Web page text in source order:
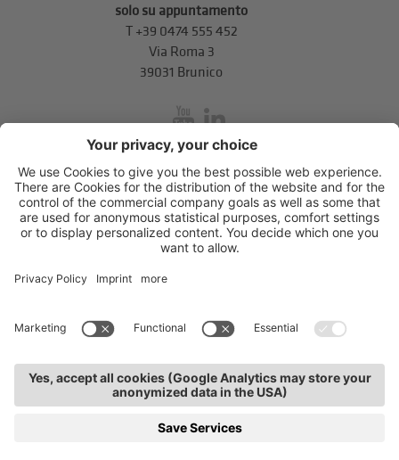
solo su appuntamento
T+39 0474 555 452
Via Roma 3
39031 Brunico
inService
Via di Mezzo ai Piani 5 ,39100 Bolzano.T+39 0471 310 311.
info@unione-bz.it
Impressum
Privacy